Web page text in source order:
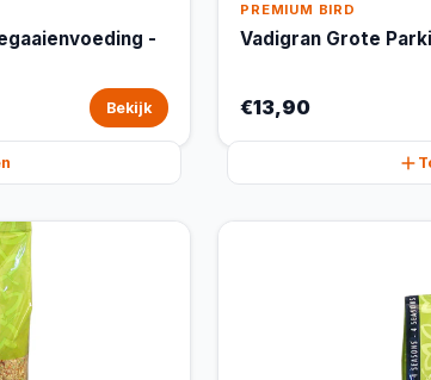
-
Bekijk
PREMIUM BIRD
Vadigran Grote
€13,90